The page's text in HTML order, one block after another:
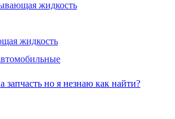
жидкость
жидкость
но я незнаю как найти?